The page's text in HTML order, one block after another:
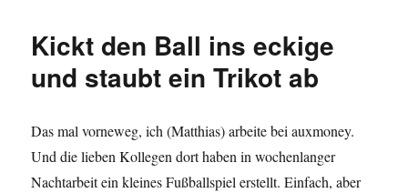
Kickt den Ball ins eckige
und staubt ein Trikot ab
Das mal vorneweg, ich (Matthias) arbeite bei auxmoney.
Und die lieben Kollegen dort haben in wochenlanger
Nachtarbeit ein kleines Fußballspiel erstellt. Einfach, aber